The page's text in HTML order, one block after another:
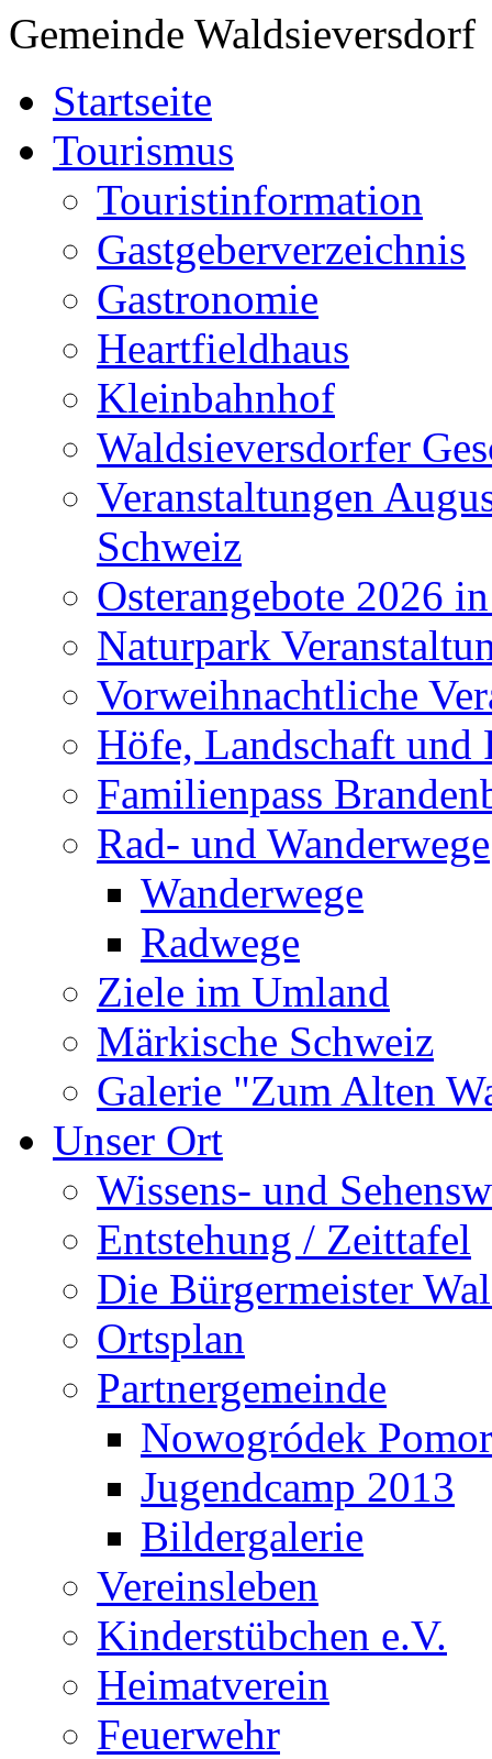
Gemeinde Waldsieversdorf
Startseite
Tourismus
Touristinformation
Gastgeberverzeichnis
Gastronomie
Heartfieldhaus
Kleinbahnhof
Waldsieversdorfer
Veranstaltungen
Schweiz
Osterangebote 2026
Naturpark
Vorweihnachtliche
Höfe, Landschaft und
Familienpass
Rad- und Wanderwege
Wanderwege
Radwege
Ziele im Umland
Märkische Schweiz
Galerie "Zum Alten
Unser Ort
Wissens- und
Entstehung / Zeittafel
Die Bürgermeister
Ortsplan
Partnergemeinde
Nowogródek
Jugendcamp 2013
Bildergalerie
Vereinsleben
Kinderstübchen e.V.
Heimatverein
Feuerwehr